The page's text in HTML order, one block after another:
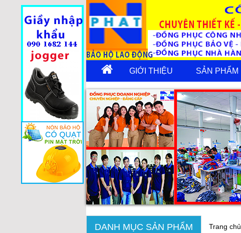
GIỚI THIỆU SẢN PHẨM
DANH MỤC SẢN PHẨM Trang chủ